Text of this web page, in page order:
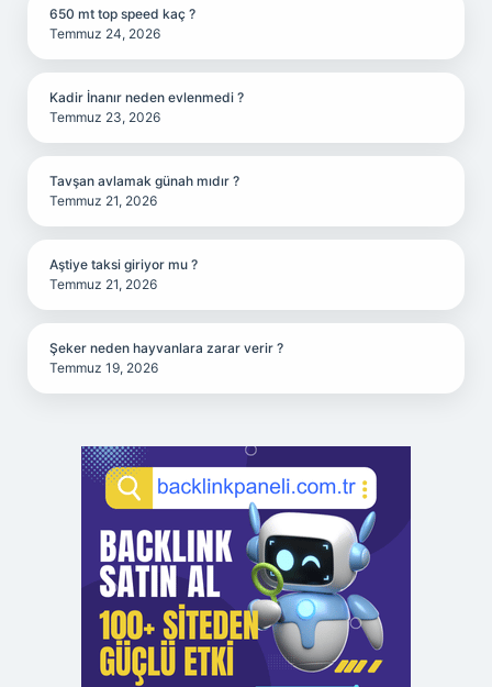
650 mt top speed kaç ?
Temmuz 24, 2026
Kadir İnanır neden evlenmedi ?
Temmuz 23, 2026
Tavşan avlamak günah mıdır ?
Temmuz 21, 2026
Aştiye taksi giriyor mu ?
Temmuz 21, 2026
Şeker neden hayvanlara zarar verir ?
Temmuz 19, 2026